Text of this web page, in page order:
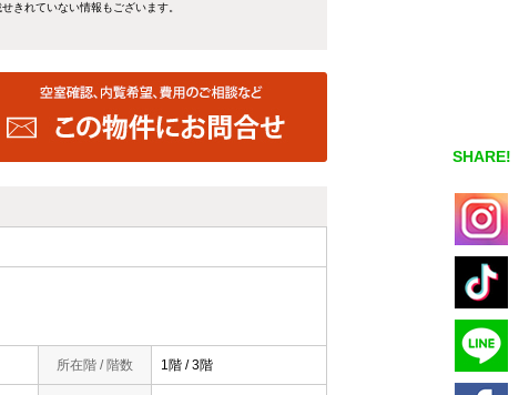
SHARE!
きれていない情報もございます。
所在階 / 階数 1階 / 3階